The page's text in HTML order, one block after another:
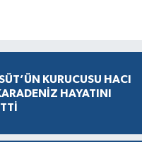
KURUCUSU HACI
HAYATINI